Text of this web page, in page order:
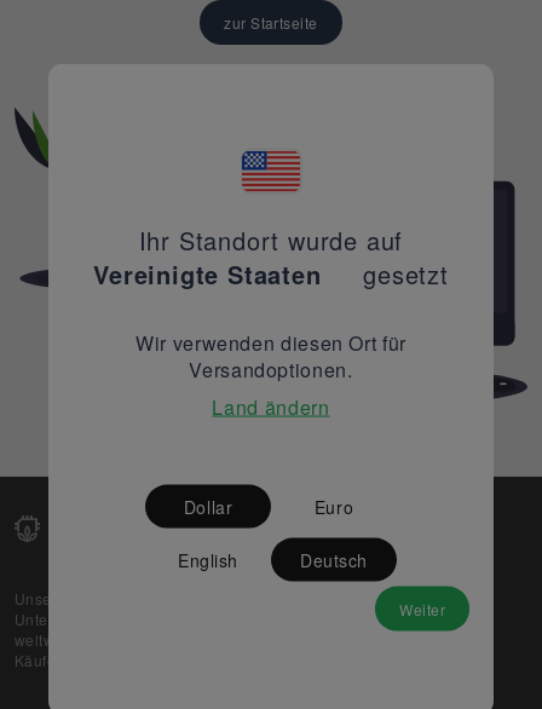
zur Startseite
Unsere Web-Plattform unterstützt OEM- und EMS-
Unternehmen dabei, ihre überschüssigen Lagerbestände
weltweit zu verkaufen und gleichzeitig den potenziellen
Käufern beste Preise und Qualität zu bieten.
Partner
Ihr Standort wurde auf
Vereinigte Staaten
gesetzt
Wir verwenden diesen Ort für
Versandoptionen.
Land ändern
Dollar Euro
English Deutsch
Weiter